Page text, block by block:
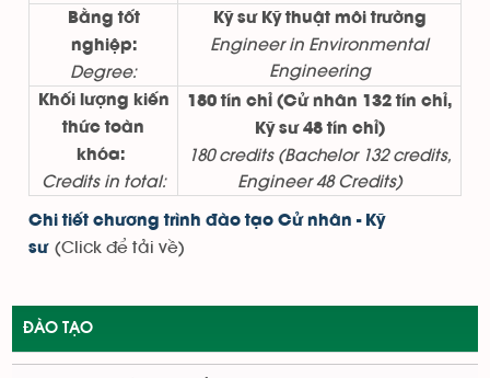
Bằng tốt
nghiệp:
Degree:
Kỹ sư Kỹ thuật môi trường
Engineer in Environmental
Engineering
Khối lượng kiến
thức toàn
khóa:
Credits in total:
180 tín chỉ (Cử nhân 132 tín chỉ,
Kỹ sư 48 tín chỉ)
180 credits (Bachelor 132 credits,
Engineer 48 Credits)
Chi tiết chương trình đào tạo Cử nhân - Kỹ
sư(Click để tải về)
ĐÀO TẠO